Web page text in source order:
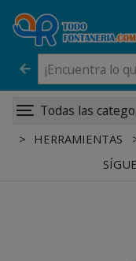
Todas las
HERRAMIENTAS